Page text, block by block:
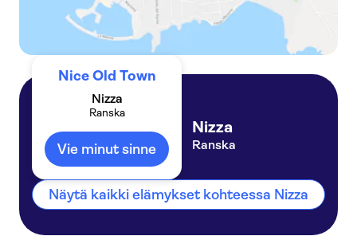
Nice Old Town
Nizza
Ranska
Vie minut sinne
Nizza
Ranska
Näytä kaikki elämykset kohteessa Nizza